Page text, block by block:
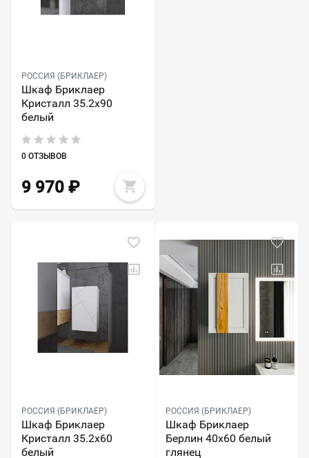
РОССИЯ (БРИКЛАЕР)
Шкаф Бриклаер
Кристалл 35.2x90
белый
0 ОТЗЫВОВ
9 970 ₽
РОССИЯ (БРИКЛАЕР)
Шкаф Бриклаер
Кристалл 35.2x60
белый
РОССИЯ (БРИКЛАЕР)
Шкаф Бриклаер
Берлин 40x60 белый
глянец